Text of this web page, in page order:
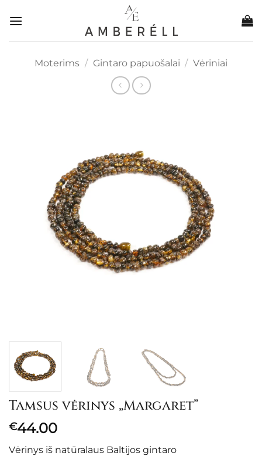
Moterims / Gintaro papuošalai / Vėriniai
Tamsus vėrinys „Margaret”
€44.00
Vėrinys iš natūralaus Baltijos gintaro